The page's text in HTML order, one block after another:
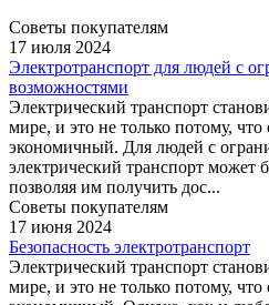
Советы покупателям
17 июля 2024
Электротранспорт для людей с
возможностями
Электрический транспорт
мире, и это не только потому,
экономичный. Для людей с
электрический транспорт может
позволяя им получить дос...
Советы покупателям
17 июня 2024
Безопасность электротранспорт
Электрический транспорт
мире, и это не только потому,